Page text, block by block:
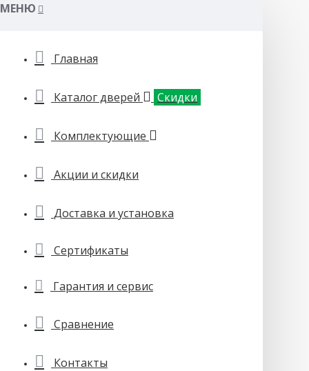
МЕНЮ
Главная
Каталог дверей Скидки
Комплектующие
Акции и скидки
Доставка и установка
Сертификаты
Гарантия и сервис
Сравнение
Контакты